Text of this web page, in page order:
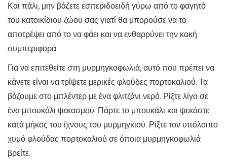
Και πάλι, μην βάζετε εσπεριδοειδή γύρω από το φαγητό
του κατοικίδιου ζώου σας γιατί θα μπορούσε να το
αποτρέψει από το να φάει και να ενθαρρύνει την κακή
συμπεριφορά.
Για να επιτεθείτε στη μυρμηγκοφωλιά, αυτό που πρέπει να
κάνετε είναι να τρίψετε μερικές φλούδες πορτοκαλιού. Τα
βάζουμε στο μπλέντερ με ένα φλιτζάνι νερό. Ρίξτε λίγο σε
ένα μπουκάλι ψεκασμού. Πάρτε το μπουκάλι και ψεκάστε
κατά μήκος του ίχνους του μυρμηγκιού. Ρίξτε τον υπόλοιπο
χυμό φλούδας πορτοκαλιού σε όποια μυρμηγκοφωλιά
βρείτε.